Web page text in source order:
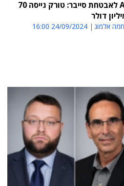
AI לאבטחת סייבר: טורק גייסה 70
דולר
אלמוג 24/09/2024 16:00